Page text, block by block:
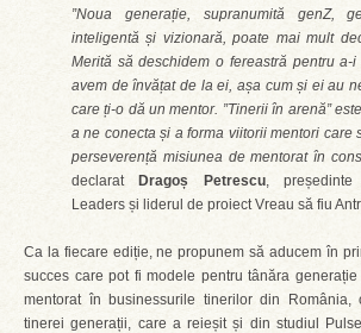
”Noua generație, supranumită genZ,
inteligentă și vizionară, poate mai mult
Merită să deschidem o fereastră pentru
avem de învățat de la ei, așa cum și ei au
care ți-o dă un mentor. ”Tinerii în arenă”
a ne conecta și a forma viitorii mentori care
perseverență misiunea de mentorat în
declarat
Dragoș Petrescu, președinte
Leaders și liderul de proiect Vreau să fiu
Ca la fiecare ediție, ne propunem să aducem în
succes care pot fi modele pentru tânăra
mentorat în businessurile tinerilor din
tinerei generații, care a reieșit și din studiul